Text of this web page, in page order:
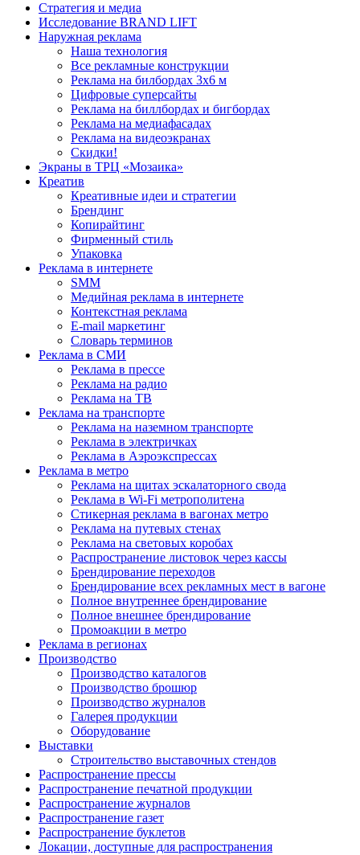
Стратегия и медиа
Исследование BRAND LIFT
Наружная реклама
Наша технология
Все рекламные конструкции
Реклама на билбордах 3х6 м
Цифровые суперсайты
Реклама на биллбордах и бигбордах
Реклама на медиафасадах
Реклама на видеоэкранах
Скидки!
Экраны в ТРЦ «Мозаика»
Креатив
Креативные идеи и стратегии
Брендинг
Копирайтинг
Фирменный стиль
Упаковка
Реклама в интернете
SMM
Медийная реклама в интернете
Контекстная реклама
E-mail маркетинг
Словарь терминов
Реклама в СМИ
Реклама в прессе
Реклама на радио
Реклама на ТВ
Реклама на транспорте
Реклама на наземном транспорте
Реклама в электричках
Реклама в Аэроэкспрессах
Реклама в метро
Реклама на щитах эскалаторного свода
Реклама в Wi-Fi метрополитена
Стикерная реклама в вагонах метро
Реклама на путевых стенах
Реклама на световых коробах
Распространение листовок через кассы
Брендирование переходов
Брендирование всех рекламных мест в вагоне
Полное внутреннее брендирование
Полное внешнее брендирование
Промоакции в метро
Реклама в регионах
Производство
Производство каталогов
Производство брошюр
Производство журналов
Галерея продукции
Оборудование
Выставки
Строительство выставочных стендов
Распространение прессы
Распространение печатной продукции
Распространение журналов
Распространение газет
Распространение буклетов
Локации, доступные для распространения